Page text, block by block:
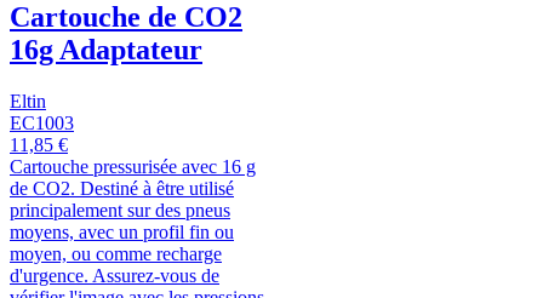
Cartouche de CO2
16g Adaptateur
Eltin
EC1003
11,85 €
Cartouche pressurisée avec 16 g
de CO2. Destiné à être utilisé
principalement sur des pneus
moyens, avec un profil fin ou
moyen, ou comme recharge
d'urgence. Assurez-vous de